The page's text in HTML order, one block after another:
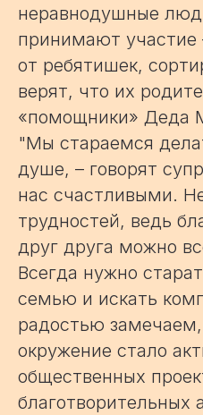
неравнодушные
принимают участие
от ребятишек,
верят, что их
«помощники» Деда
"Мы стараемся
душе, – говорят
нас счастливыми.
трудностей, ведь
друг друга можно
Всегда нужно
семью и искать
радостью
окружение стало
общественных
благотворительных